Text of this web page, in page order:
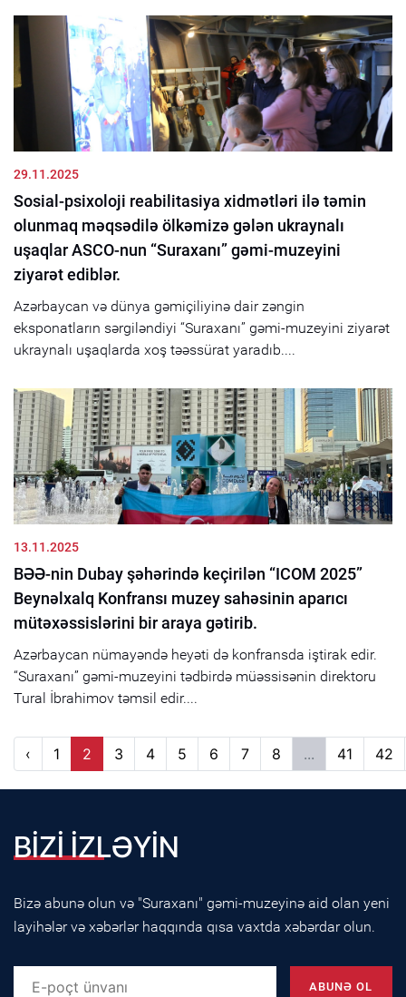
29.11.2025
Sosial-psixoloji reabilitasiya xidmətləri ilə təmin
olunmaq məqsədilə ölkəmizə gələn ukraynalı
uşaqlar ASCO-nun “Suraxanı” gəmi-muzeyini
ziyarət ediblər.
Azərbaycan və dünya gəmiçiliyinə dair zəngin
eksponatların sərgiləndiyi “Suraxanı” gəmi-muzeyini ziyarət
ukraynalı uşaqlarda xoş təəssürat yaradıb....
13.11.2025
BƏƏ-nin Dubay şəhərində keçirilən “ICOM 2025”
Beynəlxalq Konfransı muzey sahəsinin aparıcı
mütəxəssislərini bir araya gətirib.
Azərbaycan nümayəndə heyəti də konfransda iştirak edir.
“Suraxanı” gəmi-muzeyini tədbirdə müəssisənin direktoru
Tural İbrahimov təmsil edir....
‹ 1 2 3 4 5 6 7 8 ... 41 42
BİZİ İZLƏYİN
Bizə abunə olun və "Suraxanı" gəmi-muzeyinə aid olan yeni
layihələr və xəbərlər haqqında qısa vaxtda xəbərdar olun.